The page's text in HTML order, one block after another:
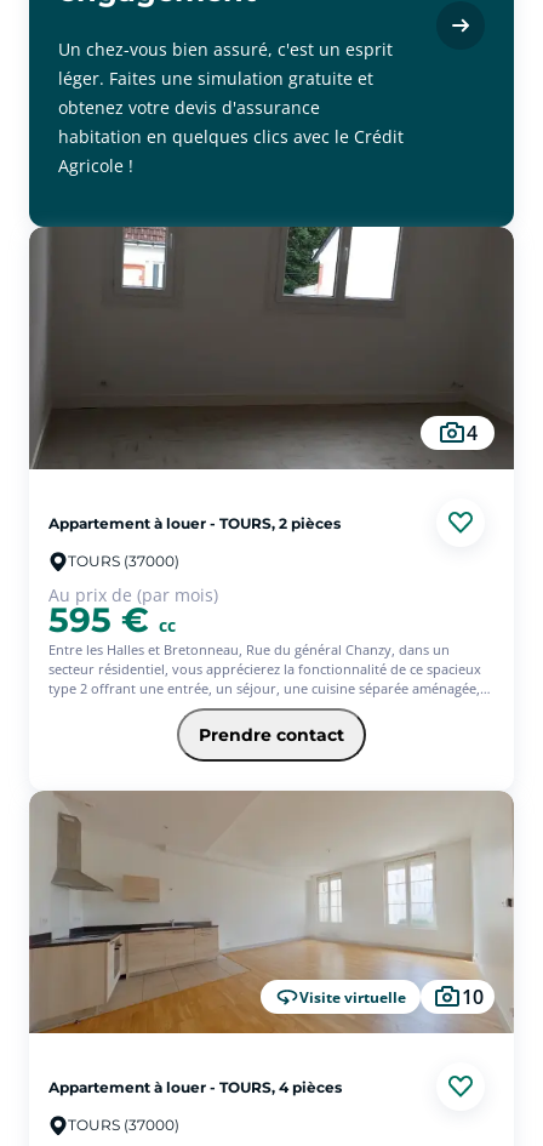
Un chez-vous bien assuré, c'est un esprit
léger. Faites une simulation gratuite et
obtenez votre devis d'assurance
habitation en quelques clics avec le Crédit
Agricole !
4
Appartement à louer - TOURS, 2 pièces
TOURS (37000)
Au prix de (par mois)
595 € cc
Entre les Halles et Bretonneau, Rue du général Chanzy, dans un
secteur résidentiel, vous apprécierez la fonctionnalité de ce spacieux
type 2 offrant une entrée, un séjour, une cuisine séparée aménagée,
une chambre et une salle d'eau. Il sera mis également à votre
disposition un grenier. Pour le stationnement pas d'inquiétude car
vous aurez une place de parking. Avec l'offre Jeune de l'assurance
habitation PACIFICA, votre loyer sera de 601? (offre ponctuelle de 3
au 01/08/2026 Offre réservée aux 18-31ans, sous réserve d'étude et
d'acceptation définitive de votre dossier par votre Caisse régionale
Prendre contact
Visite virtuelle 10
Appartement à louer - TOURS, 4 pièces
TOURS (37000)